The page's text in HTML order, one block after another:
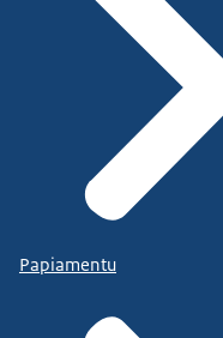
Papiamentu